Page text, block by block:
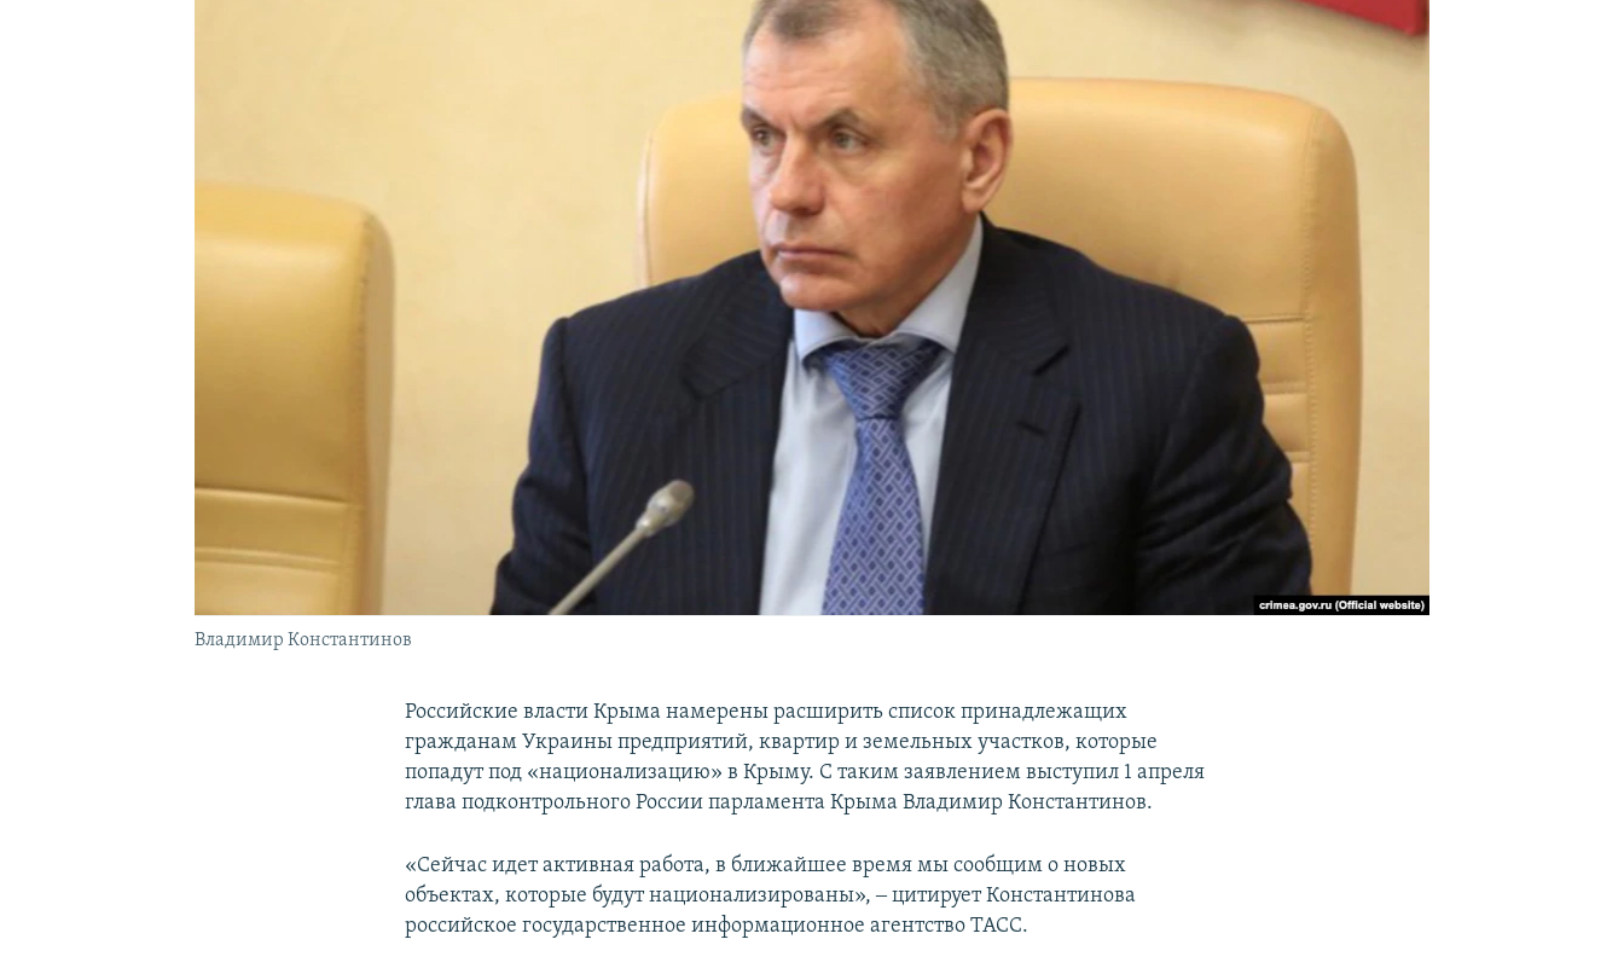
Владимир Константинов
Российские власти Крыма намерены расширить список принадлежащих
гражданам Украины предприятий, квартир и земельных участков, которые
попадут под «национализацию» в Крыму. С таким заявлением выступил 1 апреля
глава подконтрольного России парламента Крыма Владимир Константинов.
«Сейчас идет активная работа, в ближайшее время мы сообщим о новых
объектах, которые будут национализированы», ‒ цитирует Константинова
российское государственное информационное агентство ТАСС.